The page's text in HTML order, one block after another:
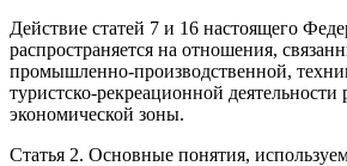
Действие статей 7 и 16 настоящего
распространяется на отношения,
промышленно-производственной,
туристско-рекреационной деятельности
экономической зоны.
Статья 2. Основные понятия,